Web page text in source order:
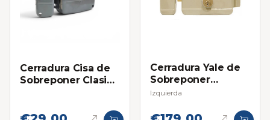
Cerradura Cisa de
Sobreponer Clasica
Cerradura Yale de
Sobreponer
Eléctrica
Izquierda